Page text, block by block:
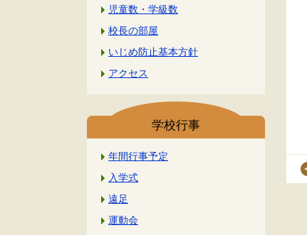
児童数・学級数
校長の部屋
いじめ防止基本方針
アクセス
学校行事
年間行事予定
入学式
遠足
運動会